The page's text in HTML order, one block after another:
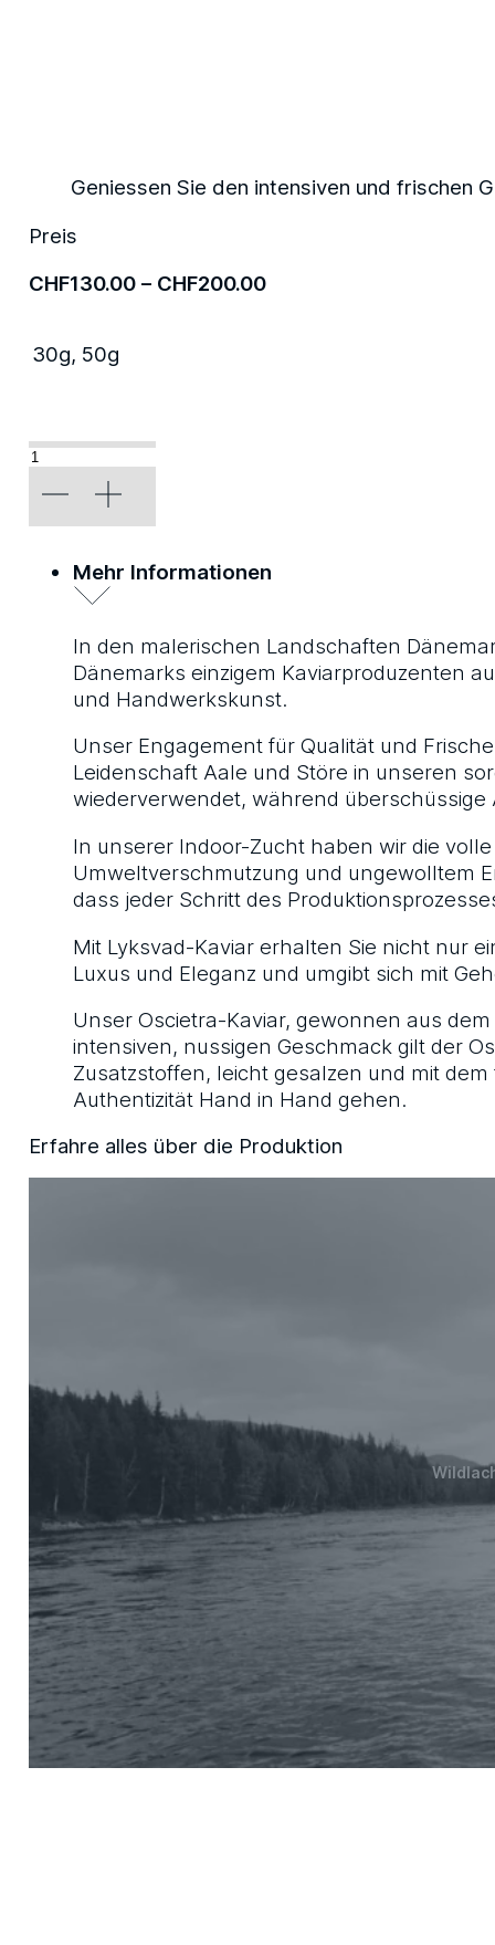
Geniessen Sie den intensiven und frischen
Preis
CHF130.00 – CHF200.00Preisspanne:
30g, 50g
«Oscietra»
Mehr Informationen
In den malerischen Landschaften
Dänemarks einzigem Kaviarproduzenten
und Handwerkskunst.
Unser Engagement für Qualität und
Leidenschaft Aale und Störe in unseren
wiederverwendet, während
In unserer Indoor-Zucht haben wir die
Umweltverschmutzung und ungewolltem
dass jeder Schritt des
Mit Lyksvad-Kaviar erhalten Sie nicht nur
Luxus und Eleganz und umgibt sich mit
Unser Oscietra-Kaviar, gewonnen aus
intensiven, nussigen Geschmack gilt der
Zusatzstoffen, leicht gesalzen und mit
Authentizität Hand in Hand gehen.
Erfahre alles über die Produktion